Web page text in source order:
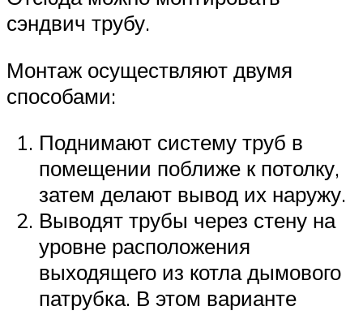
сэндвич трубу.
Монтаж осуществляют двумя
способами:
Поднимают систему труб в
помещении поближе к потолку,
затем делают вывод их наружу.
Выводят трубы через стену на
уровне расположения
выходящего из котла дымового
патрубка. В этом варианте